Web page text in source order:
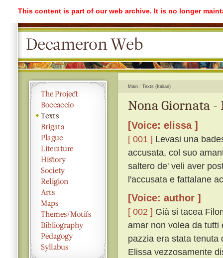
This content is part of our web archive. It is no longer
Main Texts (Italian)
Nona Giornata -
[Voice: elissa ]
[ 001 ] Levasi una
accusata, col suo
saltero de' veli aver
l'accusata e fattalane
[Voice: author ]
[ 002 ] Già si tacea
amar non volea da
pazzia era stata tenuta
Elissa vezzosamente